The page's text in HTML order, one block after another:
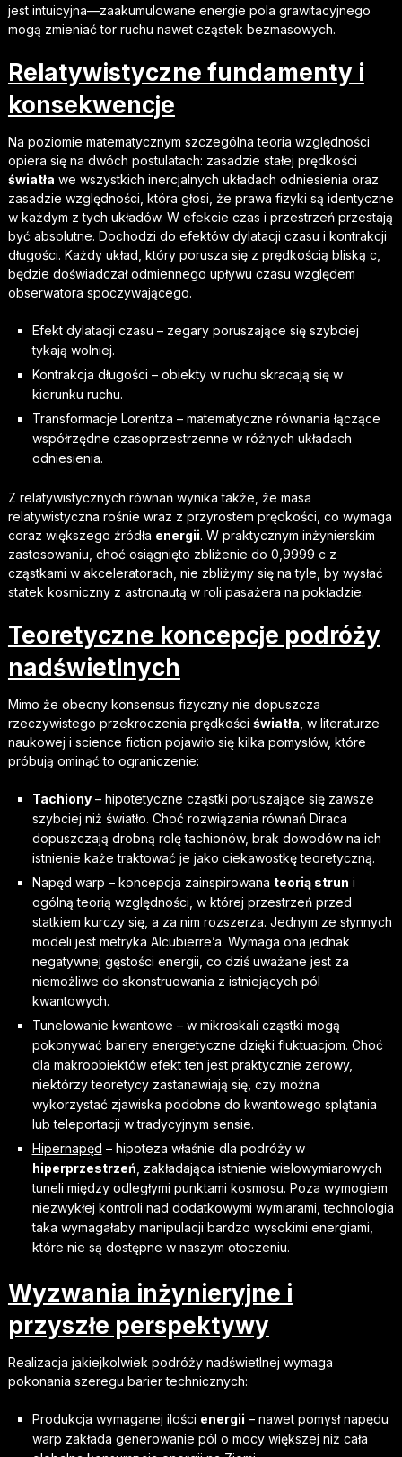
jest intuicyjna—zaakumulowane energie pola grawitacyjnego
mogą zmieniać tor ruchu nawet cząstek bezmasowych.
Relatywistyczne fundamenty i
konsekwencje
Na poziomie matematycznym szczególna teoria względności
opiera się na dwóch postulatach: zasadzie stałej prędkości
światła we wszystkich inercjalnych układach odniesienia oraz
zasadzie względności, która głosi, że prawa fizyki są identyczne
w każdym z tych układów. W efekcie czas i przestrzeń przestają
być absolutne. Dochodzi do efektów dylatacji czasu i kontrakcji
długości. Każdy układ, który porusza się z prędkością bliską c,
będzie doświadczał odmiennego upływu czasu względem
obserwatora spoczywającego.
Efekt dylatacji czasu – zegary poruszające się szybciej
tykają wolniej.
Kontrakcja długości – obiekty w ruchu skracają się w
kierunku ruchu.
Transformacje Lorentza – matematyczne równania łączące
współrzędne czasoprzestrzenne w różnych układach
odniesienia.
Z relatywistycznych równań wynika także, że masa
relatywistyczna rośnie wraz z przyrostem prędkości, co wymaga
coraz większego źródła energii. W praktycznym inżynierskim
zastosowaniu, choć osiągnięto zbliżenie do 0,9999 c z
cząstkami w akceleratorach, nie zbliżymy się na tyle, by wysłać
statek kosmiczny z astronautą w roli pasażera na pokładzie.
Teoretyczne koncepcje podróży
nadświetlnych
Mimo że obecny konsensus fizyczny nie dopuszcza
rzeczywistego przekroczenia prędkości światła , w literaturze
naukowej i science fiction pojawiło się kilka pomysłów, które
próbują ominąć to ograniczenie:
Tachiony– hipotetyczne cząstki poruszające się zawsze
szybciej niż światło. Choć rozwiązania równań Diraca
dopuszczają drobną rolę tachionów, brak dowodów na ich
istnienie każe traktować je jako ciekawostkę teoretyczną.
Napęd warp – koncepcja zainspirowana teorią strun i
ogólną teorią względności, w której przestrzeń przed
statkiem kurczy się, a za nim rozszerza. Jednym ze słynnych
modeli jest metryka Alcubierre’a. Wymaga ona jednak
negatywnej gęstości energii, co dziś uważane jest za
niemożliwe do skonstruowania z istniejących pól
kwantowych.
Tunelowanie kwantowe – w mikroskali cząstki mogą
pokonywać bariery energetyczne dzięki fluktuacjom. Choć
dla makroobiektów efekt ten jest praktycznie zerowy,
niektórzy teoretycy zastanawiają się, czy można
wykorzystać zjawiska podobne do kwantowego splątania
lub teleportacji w tradycyjnym sensie.
Hipernapęd – hipoteza właśnie dla podróży w
hiperprzestrzeń , zakładająca istnienie wielowymiarowych
tuneli między odległymi punktami kosmosu. Poza wymogiem
niezwykłej kontroli nad dodatkowymi wymiarami, technologia
taka wymagałaby manipulacji bardzo wysokimi energiami,
które nie są dostępne w naszym otoczeniu.
Wyzwania inżynieryjne i
przyszłe perspektywy
Realizacja jakiejkolwiek podróży nadświetlnej wymaga
pokonania szeregu barier technicznych:
Produkcja wymaganej ilości energii – nawet pomysł napędu
warp zakłada generowanie pól o mocy większej niż cała